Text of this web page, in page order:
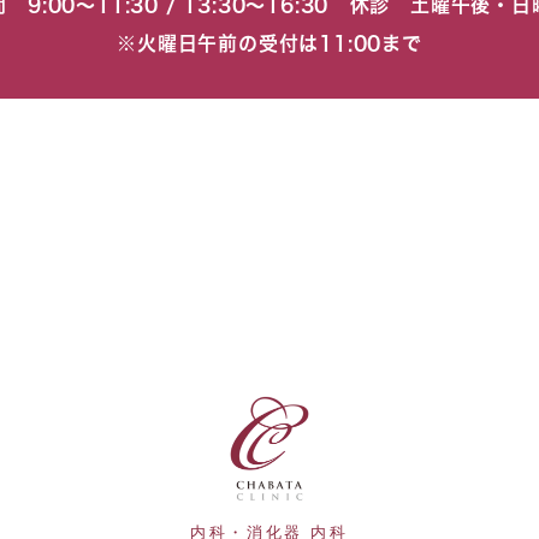
9:00〜11:30 / 13:30〜16:30 休診 土曜午後・日
※火曜日午前の受付は11:00まで
内科・消化器 内科